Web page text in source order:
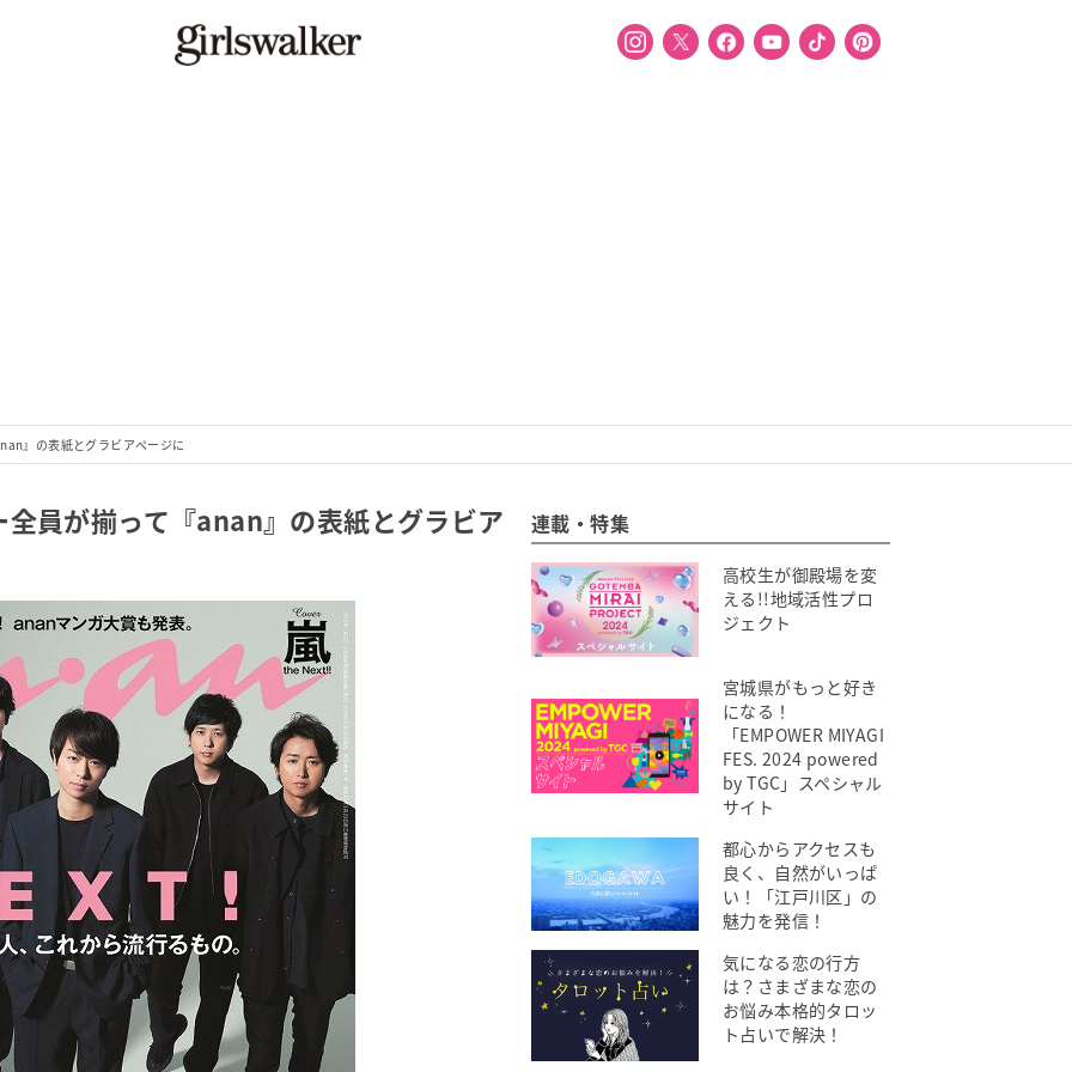
』の表紙とグラビアページに
員が揃って『anan』の表紙とグラビア 連載・特集
高校生が御殿場を変
える!!地域活性プロ
ジェクト
宮城県がもっと好き
になる！
「EMPOWER MIYAGI
FES. 2024 powered
by TGC」スペシャル
サイト
都心からアクセスも
良く、自然がいっぱ
い！「江戸川区」の
魅力を発信！
気になる恋の行方
は？さまざまな恋の
お悩み本格的タロッ
ト占いで解決！